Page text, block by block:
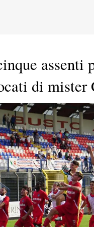
assenti
di mister